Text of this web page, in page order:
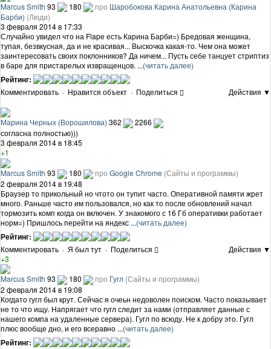
Marcus Smith 93 180 про Шаробокова Карина Анатольевна (Карина
Барби) (Люди)
3 февраля 2014 в 17:33
Случайно увидел что на Flapе есть Карина Барби=) Бредовая женщина,
тупая, безвкусная, да и не красивая... Выскочка какая-то. Чем она может
заинтересовать своих поклонников? Да ничем... Пусть себе танцует стриптиз
в баре для пристарелых извращенцов. ...(читать далее)
Рейтинг:
Комментировать · Нравится объект · Поделиться Действия ▼
Марина Черных (Ворошилова) 362
2266
согласна полностью)))
3 февраля 2014 в 18:45
+1
Marcus Smith 93 180 про Google Chrome (Сайты и программы)
2 февраля 2014 в 19:48
Браузер то прикольный но чтото он тупит часто. Оперативной памяти жрет
много. Раньше часто им пользовался, но как то после обновлений начал
тормозить комп когда он включен. У знакомого с 16 Гб оперативки работает
норм=) Пришлось перейти на яндекс ...(читать далее)
Рейтинг:
Комментировать · Я был тут · Поделиться
Действия ▼
+3
Marcus Smith 93 180 про Гугл (Сайты и программы)
2 февраля 2014 в 19:08
Когдато гугл был крут. Сейчас я очеьн недоволен поиском. Часто показывает
не то что ищу. Напрягает что гугл следит за нами (отправляет данные с
нашего компа на удаленные сервера). Гугл по всюду. Не к добру это. Гугл
плюс вообще дно, и его всеравно ...(читать далее)
Рейтинг: